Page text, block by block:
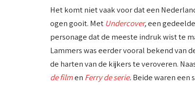
Het komt niet vaak voor dat een
ogen gooit. Met Undercover,een
personage dat de meeste indruk wist te
Lammers was eerder vooral bekend van
de harten van de kijkers te veroveren.
de filmen Ferry de serie. Beide waren een